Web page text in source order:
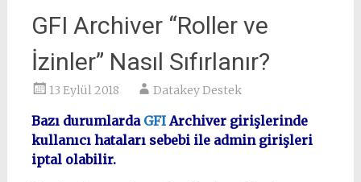
GFI Archiver “Roller ve
İzinler” Nasıl Sıfırlanır?
13 Eylül 2018 Datakey Destek
Bazı durumlarda GFIArchiver girişlerinde
kullanıcı hataları sebebi ile admin girişleri
iptal olabilir.